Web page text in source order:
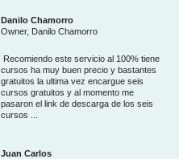
Danilo Chamorro
Owner, Danilo Chamorro
Recomiendo este servicio al 100% tiene
cursos ha muy buen precio y bastantes
gratuitos la ultima vez encargue seis
cursos gratuitos y al momento me
pasaron el link de descarga de los seis
cursos ...
Juan Carlos